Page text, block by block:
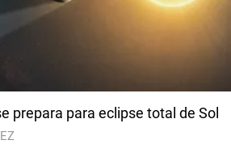
prepara para eclipse total de Sol